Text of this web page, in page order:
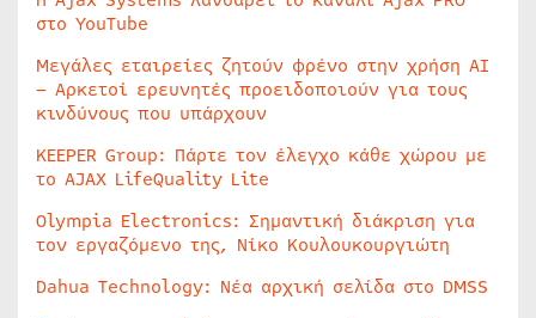
στο YouTube
Μεγάλες εταιρείες ζητούν φρένο στην χρήση AI
– Αρκετοί ερευνητές προειδοποιούν για τους
κινδύνους που υπάρχουν
KEEPER Group: Πάρτε τον έλεγχο κάθε χώρου με
το AJAX LifeQuality Lite
Olympia Electronics: Σημαντική διάκριση για
τον εργαζόμενο της, Νίκο Κουλουκουργιώτη
Dahua Technology: Νέα αρχική σελίδα στο DMSS